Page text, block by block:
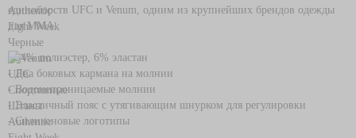
единоборств UFC и Venum, одним из крупнейших брендов одежды
для ММА.
- 94% полиэстер, 6% эластан
- Два боковых кармана на молнии
- Водонепроницаемые молнии
- Эластичный пояс с утягивающим шнурком для регулировки
- Силиконовые логотипы